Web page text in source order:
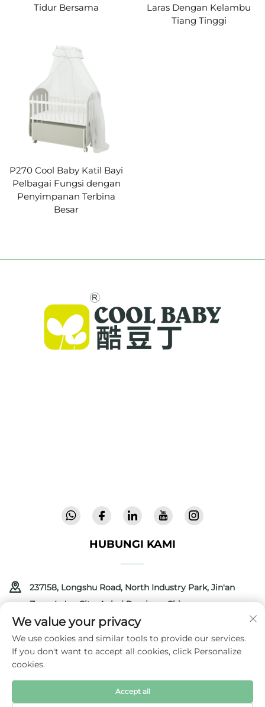
Tidur Bersama
Laras Dengan Kelambu
Tiang Tinggi
P270 Cool Baby Katil Bayi
Pelbagai Fungsi dengan
Penyimpanan Terbina
Besar
HUBUNGI KAMI
237158, Longshu Road, North Industry Park, Jin'an
Zone, Lu'an City, Anhui Province, China
+86-13516489604
[email protected]
Hak Cipta © 2025 oleh Anhui Coolbaby Science & Technology
We value your privacy
We use cookies and similar tools to provide our services.
If you don't want to accept all cookies, click Personalize
cookies.
Accept all